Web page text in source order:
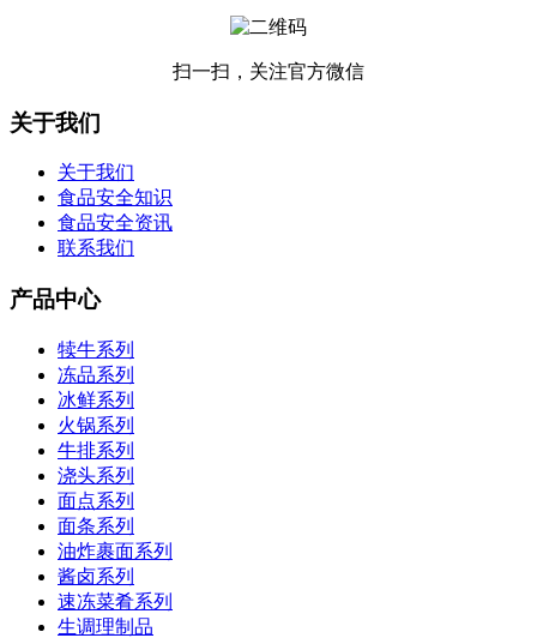
扫一扫，关注官方微信
关于我们
关于我们
食品安全知识
食品安全资讯
联系我们
产品中心
犊牛系列
冻品系列
冰鲜系列
火锅系列
牛排系列
浇头系列
面点系列
面条系列
油炸裹面系列
酱卤系列
速冻菜肴系列
生调理制品